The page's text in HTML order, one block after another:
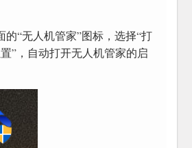
的“无人机管家”图标，选择“打
”，自动打开无人机管家的启